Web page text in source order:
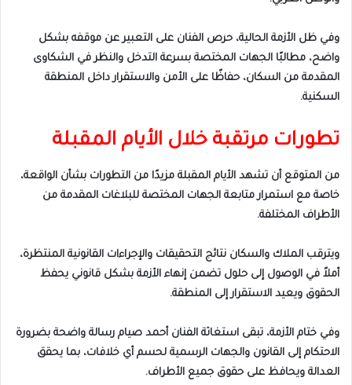
وفي ظل الأزمة الحالية، حرص الفنان على التعبير عن موقفه بشكل
واضح، مطالبًا الجهات المختصة بسرعة التدخل والنظر في الشكاوى
المقدمة من السكان، حفاظًا على الأمن والاستقرار داخل المنطقة
السكنية.
تطورات مرتقبة خلال الأيام المقبلة
من المتوقع أن تشهد الأيام المقبلة مزيدًا من التطورات بشأن الواقعة،
خاصة مع استمرار متابعة الجهات المختصة للبلاغات المقدمة من
الأطراف المختلفة.
ويترقب الملاك والسكان نتائج التحقيقات والإجراءات القانونية المنتظرة،
أملاً في الوصول إلى حلول تضمن إنهاء الأزمة بشكل قانوني يحفظ
الحقوق ويعيد الاستقرار إلى المنطقة.
وفي ختام الأزمة، تبقى استغاثة الفنان أحمد صيام رسالة واضحة بضرورة
الاحتكام إلى القانون والجهات الرسمية لحسم أي خلافات، بما يحقق
العدالة ويحافظ على حقوق جميع الأطراف.